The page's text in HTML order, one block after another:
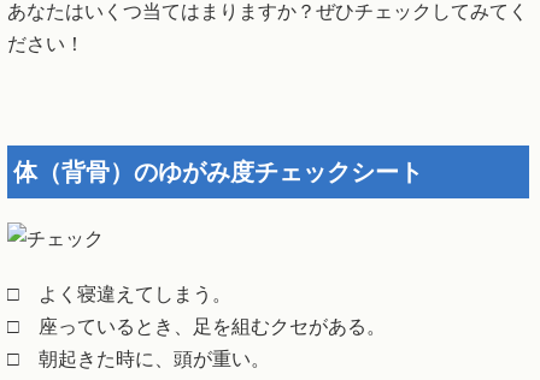
あなたはいくつ当てはまりますか？ぜひチェックしてみてく
ださい！
体（背骨）のゆがみ度チェックシート
□ よく寝違えてしまう。
□ 座っているとき、足を組むクセがある。
□ 朝起きた時に、頭が重い。